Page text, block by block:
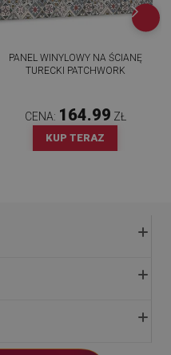
PANEL WINYLOWY NA ŚCIANĘ
TURECKI PATCHWORK
CENA: 164.99 ZŁ
KUP TERAZ